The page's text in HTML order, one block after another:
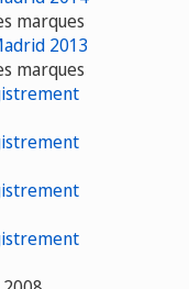
marques
2013
marques